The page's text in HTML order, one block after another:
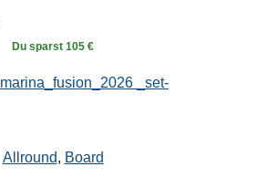
Du sparst 105 €
Allround, Board